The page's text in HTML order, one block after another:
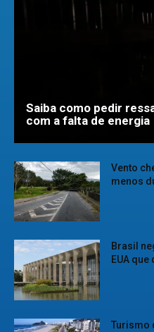
Saiba como pedir
com a falta de energia
Vento
menos
Brasil
EUA
Turismo